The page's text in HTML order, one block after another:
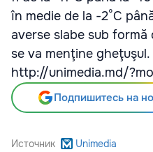
în medie de la -2°C
averse slabe sub
se va menţine gheţuşul.
http://unimedia.md/
Подпишитесь на
Источник Unimedia